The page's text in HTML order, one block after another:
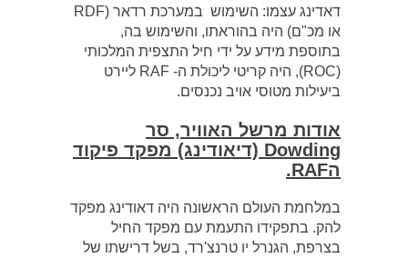
דאדינג עצמו: השימוש במערכת רדאר (RDF
או מכ"ם) היה בהוראתו, והשימוש בה,
בתוספת מידע על ידי חיל התצפית המלכותי
(ROC), היה קריטי ליכולת ה- RAF ליירט
ביעילות מטוסי אויב נכנסים.
אודות מרשל האוויר, סר
Dowding (דיאודינג) מפקד פיקוד
הRAF
.
במלחמת העולם הראשונה היה דאודינג מפקד
להק. בתפקידו התעמת עם מפקד החיל
בצרפת, הגנרל יו טרנצ'רד, בשל דרישתו של